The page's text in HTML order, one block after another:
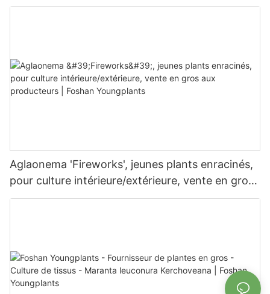
Aglaonema 'Fireworks', jeunes plants enracinés,
pour culture intérieure/extérieure, vente en gros
aux producteurs | Foshan Youngplants